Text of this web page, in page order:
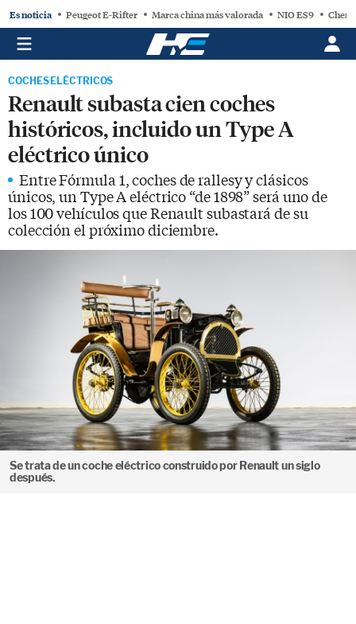
Es noticia Peugeot E-Rifter Marca china más valorada NIO ES9 Chery
COCHES ELÉCTRICOS
Renault subasta cien coches
históricos, incluido un Type A
eléctrico único
Entre Fórmula 1, coches de rallesy y clásicos
únicos, un Type A eléctrico “de 1898” será uno de
los 100 vehículos que Renault subastará de su
colección el próximo diciembre.
Se trata de un coche eléctrico construido por Renault un siglo
después.